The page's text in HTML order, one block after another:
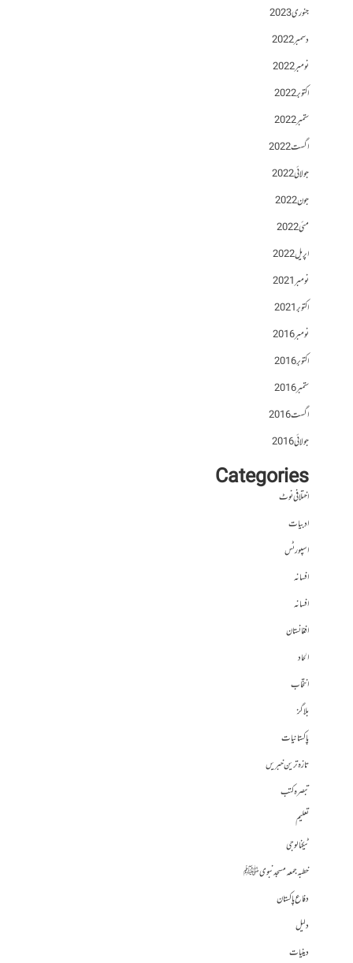
جنوری 2023
دسمبر 2022
نومبر 2022
اکتوبر 2022
ستمبر 2022
اگست 2022
جولائی 2022
جون 2022
مئی 2022
اپریل 2022
نومبر 2021
اکتوبر 2021
نومبر 2016
اکتوبر 2016
ستمبر 2016
اگست 2016
جولائی 2016
Categories
اختلافی نوٹ
ادبیات
اسپورٹس
افسانہ
افسانہ
افغانستان
الحاد
انتخاب
بلاگز
پاکستانیات
تازہ ترین خبریں
تبصرہ کتب
تعلیم
ٹیکنالوجی
خطبہ جمعہ مسجد نبوی ﷺ
دفاع پاکستان
دلیل
دینیات